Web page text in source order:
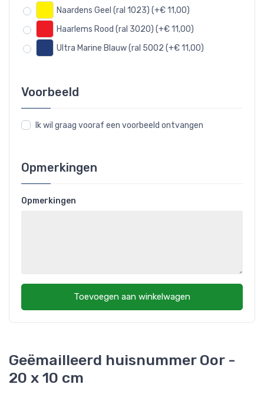
Geëmailleerd huisnummer Oor -
20 x 10 cm
Naardens Geel (ral 1023) (+€ 11,00)
Haarlems Rood (ral 3020) (+€ 11,00)
Ultra Marine Blauw (ral 5002 (+€ 11,00)
Voorbeeld
Ik wil graag vooraf een voorbeeld ontvangen
Opmerkingen
Opmerkingen
Toevoegen aan winkelwagen